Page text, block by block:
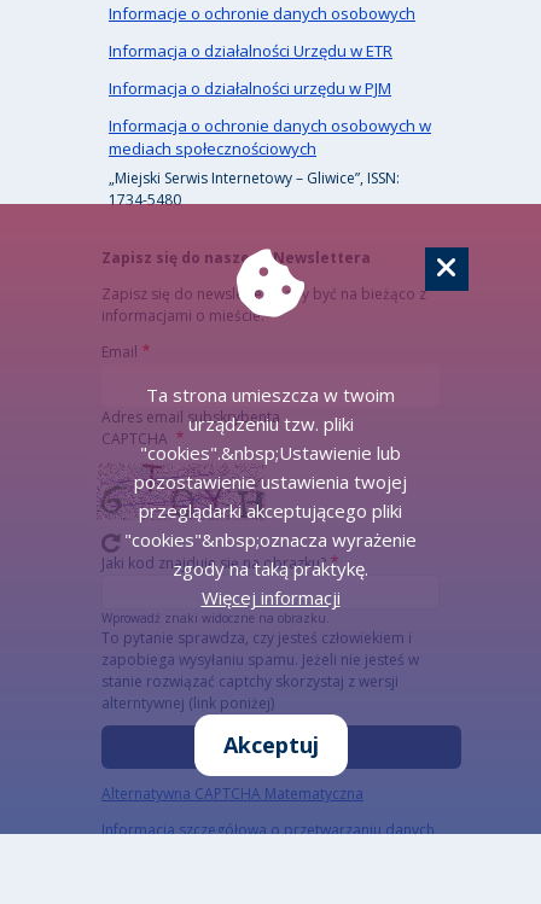
Informacje o ochronie danych osobowych
Informacja o działalności Urzędu w ETR
Informacja o działalności urzędu w PJM
Informacja o ochronie danych osobowych w
mediach społecznościowych
„Miejski Serwis Internetowy – Gliwice”, ISSN:
1734-5480
Zapisz się do naszego Newslettera
Zapisz się do newslettera, aby być na bieżąco z
informacjami o mieście.
Email
Adres email subskrybenta
CAPTCHA
Jaki kod znajduje się na obrazku?
Wprowadź znaki widoczne na obrazku.
To pytanie sprawdza, czy jesteś człowiekiem i
zapobiega wysyłaniu spamu. Jeżeli nie jesteś w
stanie rozwiązać captchy skorzystaj z wersji
alterntywnej (link poniżej)
Alternatywna CAPTCHA Matematyczna
Informacja szczegółowa o przetwarzaniu danych
Ta strona umieszcza w twoim
urządzeniu tzw. pliki
"cookies".&nbsp;Ustawienie lub
pozostawienie ustawienia twojej
przeglądarki akceptującego pliki
"cookies"&nbsp;oznacza wyrażenie
zgody na taką praktykę.
Więcej informacji
Akceptuj